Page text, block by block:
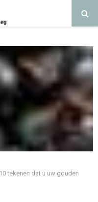
tekenen dat u uw gouden